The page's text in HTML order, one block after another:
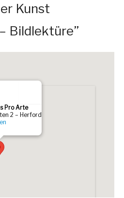
Kunst
Bildlektüre”
Pro Arte
2 – Her­ford